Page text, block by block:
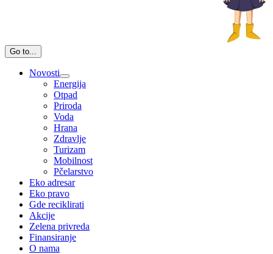
Go to...
Novosti
Energija
Otpad
Priroda
Voda
Hrana
Zdravlje
Turizam
Mobilnost
Pčelarstvo
Eko adresar
Eko pravo
Gde reciklirati
Akcije
Zelena privreda
Finansiranje
O nama